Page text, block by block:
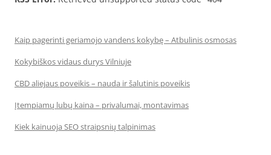
Kaip pagerinti geriamojo vandens kokybę – Atbulinis osmosas
Kokybiškos vidaus durys Vilniuje
CBD aliejaus poveikis – nauda ir šalutinis poveikis
Įtempiamų lubų kaina – privalumai, montavimas
Kiek kainuoja SEO straipsnių talpinimas